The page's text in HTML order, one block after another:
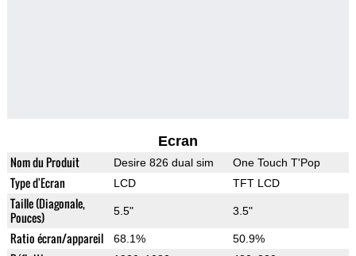
Ecran
Nom du Produit Desire 826 dual sim One Touch T'Pop
Type d'Ecran LCD TFT LCD
Taille (Diagonale,
Pouces)
5.5" 3.5"
Ratio écran/appareil 68.1% 50.9%